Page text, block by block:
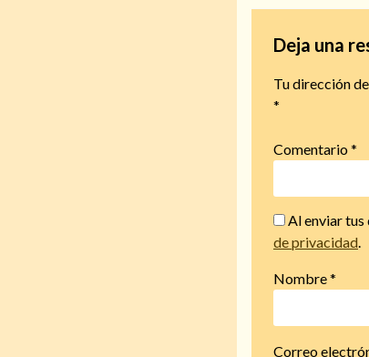
Deja una
Tu dirección
*
Comentario*
Al enviar tus
de privacidad.
Nombre*
Correo